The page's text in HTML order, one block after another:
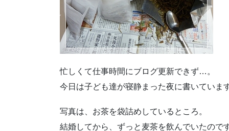
忙しくて仕事時間にブログ更新できず…。
今日は子ども達が寝静まった夜に書いています
写真は、お茶を袋詰めしているところ。
結婚してから、ずっと麦茶を飲んでいたので